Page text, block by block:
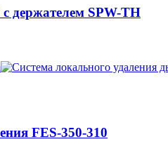
держателем SPW-TH
FES-350-310